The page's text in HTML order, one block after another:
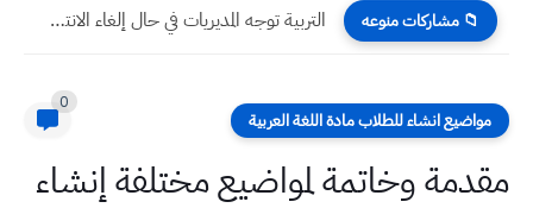
📁 مشاركات منوعه التربية توجه المديريات في حال إلغاء الانتساب يتم احتساب درجة...
مواضيع انشاء للطلاب مادة اللغة العربية
0
مقدمة وخاتمة لمواضيع مختلفة إنشاء